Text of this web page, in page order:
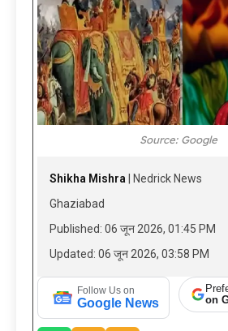
Source: Google
Shikha Mishra | Nedrick News
Ghaziabad
Published: 06 जून 2026, 01:45 PM
Updated: 06 जून 2026, 03:58 PM
Follow Us on
Google News
on